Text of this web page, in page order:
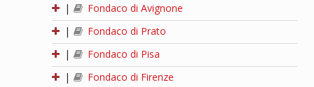
|
Fondaco di Avignone
|
Fondaco di Prato
|
Fondaco di Pisa
|
Fondaco di Firenze